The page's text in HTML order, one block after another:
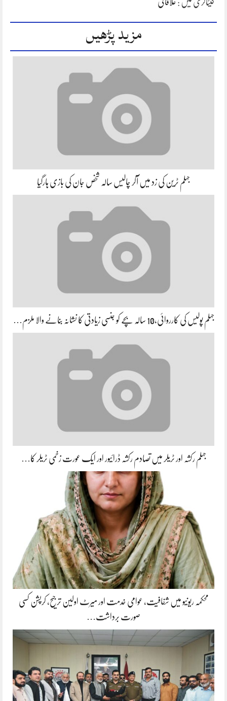
کیٹاگری میں : علاقائی
مزید پڑھیں
جہلم ٹرین کی زد میں آکر چالیس سالہ شخص جان کی بازی ہارگیا
جہلم پولیس کی کارروائی،10 سالہ بچے کو جنسی زیادتی کا نشانہ بنانے والا ملزم…
جہلم رکشہ اور ٹریلر میں تصادم رکشہ ڈرائیور اور ایک عورت زخمی ٹریلر کا…
محکمہ ریونیو میں شفافیت، عوامی خدمت اور میرٹ اولین ترجیح، کرپشن کسی
صورت برداشت…